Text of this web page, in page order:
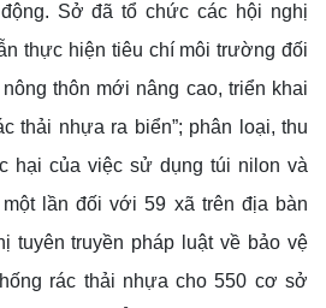
Sở đã tổ chức các hội nghị
thực hiện tiêu chí môi trường đối
thôn mới nâng cao, triển khai
thải nhựa ra biển”; phân loại, thu
hại của việc sử dụng túi nilon và
lần đối với 59 xã trên địa bàn
tuyên truyền pháp luật về bảo vệ
rác thải nhựa cho 550 cơ sở